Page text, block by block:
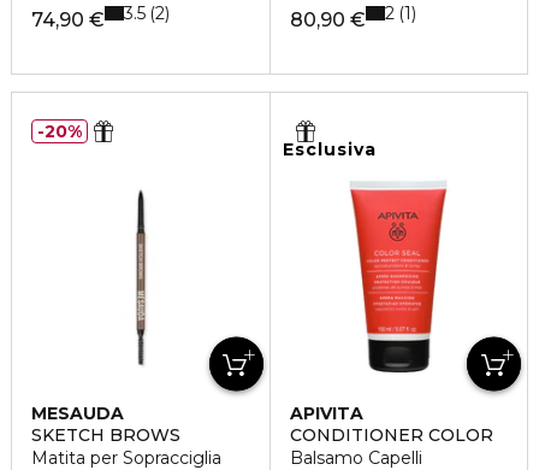
74,90 € 3.5 2 80,90 € 2 1
MESAUDA
SKETCH BROWS
Matita per Sopracciglia
20%
Esclusiva
APIVITA
CONDITIONER COLOR
Balsamo Capelli